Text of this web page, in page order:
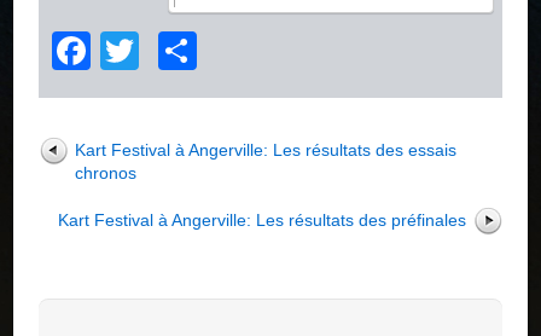
Facebook
Twitter
Kart Festival à Angerville: Les résultats des essais
chronos
Kart Festival à Angerville: Les résultats des préfinales